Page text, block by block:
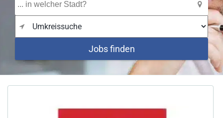
Jobs finden